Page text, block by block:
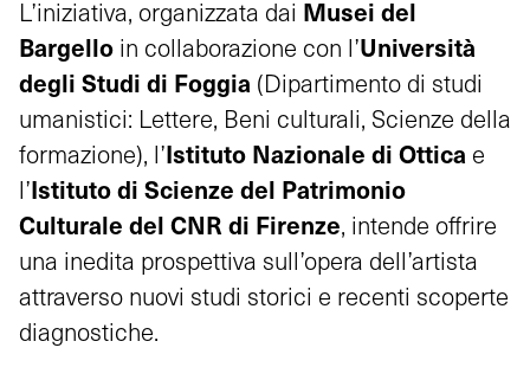
L’iniziativa, organizzata dai Musei del
Bargello in collaborazione con l’Università
degli Studi di Foggia (Dipartimento di studi
umanistici: Lettere, Beni culturali, Scienze della
formazione), l’Istituto Nazionale di Ottica e
l’Istituto di Scienze del Patrimonio
Culturale del CNR di Firenze, intende offrire
una inedita prospettiva sull’opera dell’artista
attraverso nuovi studi storici e recenti scoperte
diagnostiche.